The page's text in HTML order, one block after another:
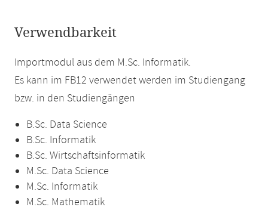
Verwendbarkeit
Importmodul aus dem M.Sc. Informatik.
Es kann im FB12 verwendet werden im Studiengang
bzw. in den Studiengängen
B.Sc. Data Science
B.Sc. Informatik
B.Sc. Wirtschaftsinformatik
M.Sc. Data Science
M.Sc. Informatik
M.Sc. Mathematik